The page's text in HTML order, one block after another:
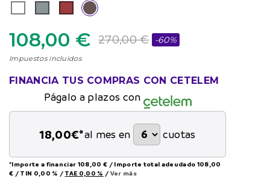
108,00 € 270,00 € -60%
Impuestos incluidos
FINANCIA TUS COMPRAS CON CETELEM
Págalo a plazos con
18,00€*al mes en cuotas
*Importe a financiar 108,00 € / Importe total adeudado 108,00
€ / TIN 0,00 % / TAE 0,00 % / Ver más